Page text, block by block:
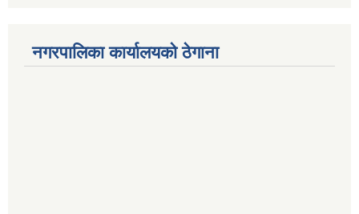
देव विकास बैंक, जलविरे
011403051
नगरपालिका कार्यालयको ठेगाना